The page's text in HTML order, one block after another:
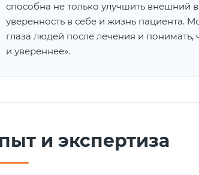
способна не только улучшить внешний
уверенность в себе и жизнь пациента.
глаза людей после лечения и
и увереннее».
и экспертиза